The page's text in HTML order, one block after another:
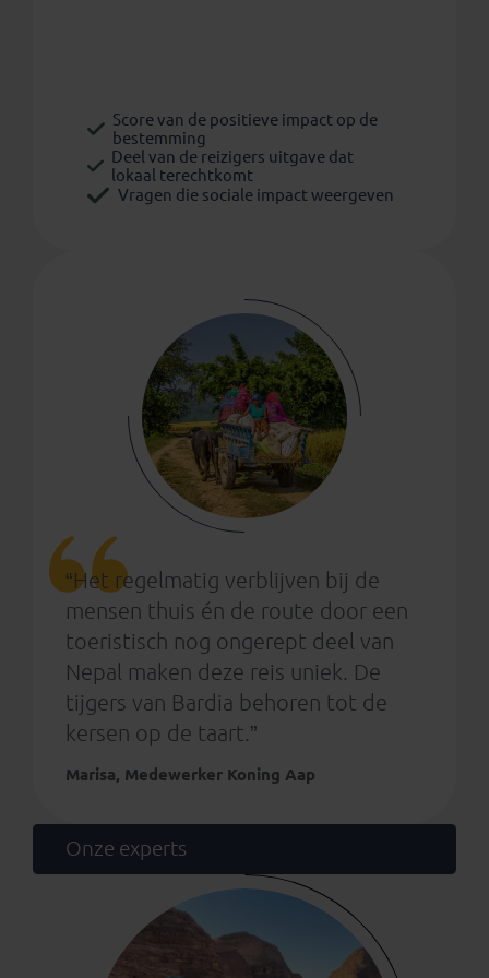
Score van de positieve impact op de
bestemming
Deel van de reizigers uitgave dat
lokaal terechtkomt
Vragen die sociale impact weergeven
“Het regelmatig verblijven bij de
mensen thuis én de route door een
toeristisch nog ongerept deel van
Nepal maken deze reis uniek. De
tijgers van Bardia behoren tot de
kersen op de taart.”
Marisa, Medewerker Koning Aap
Onze experts